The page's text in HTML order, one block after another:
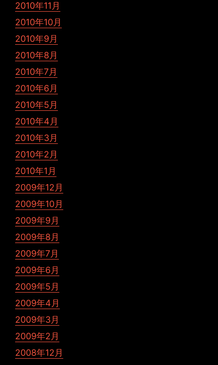
2010年11月
2010年10月
2010年9月
2010年8月
2010年7月
2010年6月
2010年5月
2010年4月
2010年3月
2010年2月
2010年1月
2009年12月
2009年10月
2009年9月
2009年8月
2009年7月
2009年6月
2009年5月
2009年4月
2009年3月
2009年2月
2008年12月